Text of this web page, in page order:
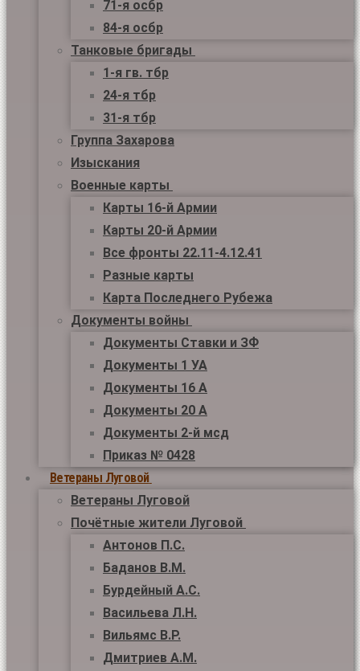
71-я осбр
84-я осбр
Танковые бригады
1-я гв. тбр
24-я тбр
31-я тбр
Группа Захарова
Изыскания
Военные карты
Карты 16-й Армии
Карты 20-й Армии
Все фронты 22.11-4.12.41
Разные карты
Карта Последнего Рубежа
Документы войны
Документы Ставки и ЗФ
Документы 1 УА
Документы 16 А
Документы 20 А
Документы 2-й мсд
Приказ № 0428
Ветераны Луговой
Ветераны Луговой
Почётные жители Луговой
Антонов П.С.
Баданов В.М.
Бурдейный А.С.
Васильева Л.Н.
Вильямс В.Р.
Дмитриев А.М.